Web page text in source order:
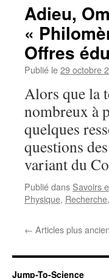
Adieu,
«
Offres
Publié le29 octobre
Alors que la
nombreux à
quelques
questions
variant du
Publié dans Savoirs
Physique, Recherche,
← Articles plus
Jump-To-Science